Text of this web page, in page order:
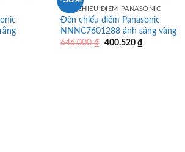
ĐÈN CHIẾU ĐIỂM PANASONIC
Đèn chiếu điểm Panasonic
NNNC7601288 ánh sáng vàng
646.000₫ Giá
400.520 ₫Giá